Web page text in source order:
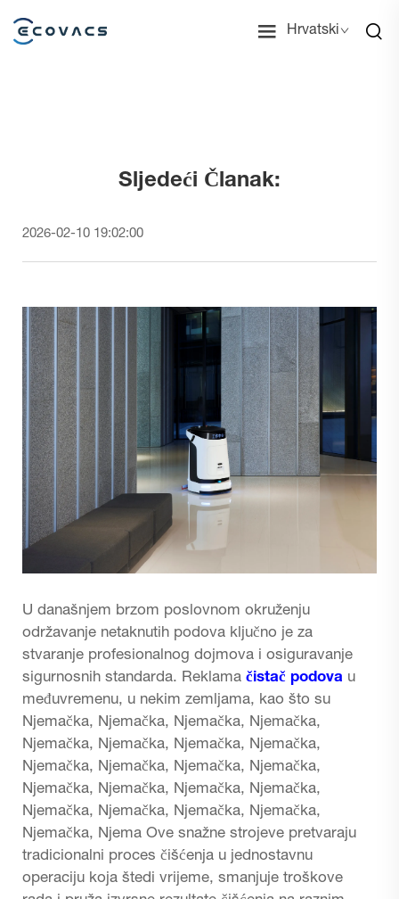
Hrvatski
Sljedeći Članak:
2026-02-10 19:02:00
U današnjem brzom poslovnom okruženju
održavanje netaknutih podova ključno je za
stvaranje profesionalnog dojmova i osiguravanje
sigurnosnih standarda. Reklama čistač podova u
međuvremenu, u nekim zemljama, kao što su
Njemačka, Njemačka, Njemačka, Njemačka,
Njemačka, Njemačka, Njemačka, Njemačka,
Njemačka, Njemačka, Njemačka, Njemačka,
Njemačka, Njemačka, Njemačka, Njemačka,
Njemačka, Njemačka, Njemačka, Njemačka,
Njemačka, Njema Ove snažne strojeve pretvaraju
tradicionalni proces čišćenja u jednostavnu
operaciju koja štedi vrijeme, smanjuje troškove